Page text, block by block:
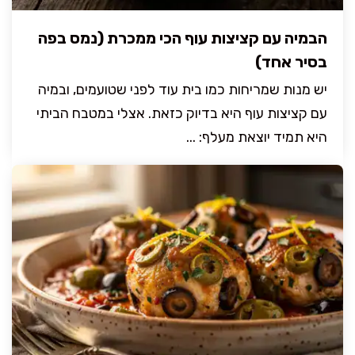
הבמיה עם קציצות עוף הכי ממכרת (נמס בפה
בסיר אחד)
יש מנות שמריחות כמו בית עוד לפני שטועמים, ובמיה
עם קציצות עוף היא בדיוק כזאת. אצלי במטבח הביתי
היא תמיד יוצאת מעלף: ...